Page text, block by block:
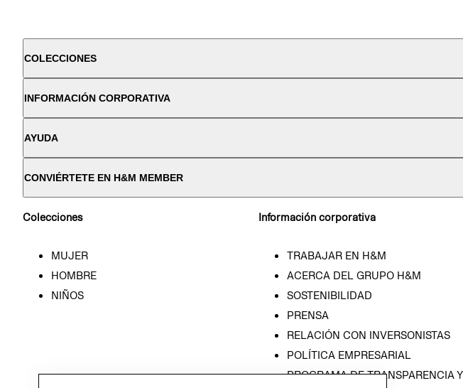
COLECCIONES
INFORMACIÓN CORPORATIVA
AYUDA
CONVIÉRTETE EN H&M MEMBER
Colecciones
MUJER
HOMBRE
NIÑOS
Información corporativa
TRABAJAR EN H&M
ACERCA DEL GRUPO H&M
SOSTENIBILIDAD
PRENSA
RELACIÓN CON INVERSONISTAS
POLÍTICA EMPRESARIAL
PROGRAMA DE TRANSPARENCIA Y